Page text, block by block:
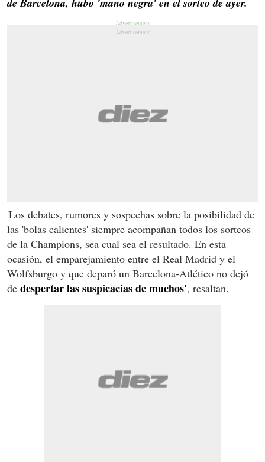
'Los debates, rumores y sospechas sobre la posibilidad de
las 'bolas calientes' siempre acompañan todos los sorteos
de la Champions, sea cual sea el resultado. En esta
ocasión, el emparejamiento entre el Real Madrid y el
Wolfsburgo y que deparó un Barcelona-Atlético no dejó
de despertar las suspicacias de muchos', resaltan.